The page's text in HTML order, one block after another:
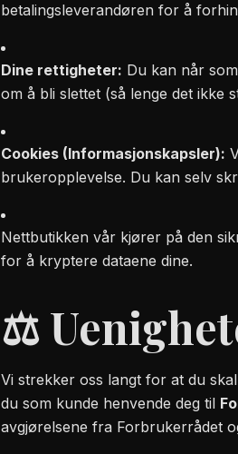
betalingsleverandøren for å
Dine rettigheter: Du kan når
om å bli slettet (så lenge det ikke
Cookies (Informasjonskapsler):
brukeropplevelse. Du kan selv
Nettbutikken vår kjører på den
for å kryptere dataene dine.
⚖️
Vi strekker oss langt for at du
du som kunde henvende deg til
avgjørelsene fra Forbrukerrådet